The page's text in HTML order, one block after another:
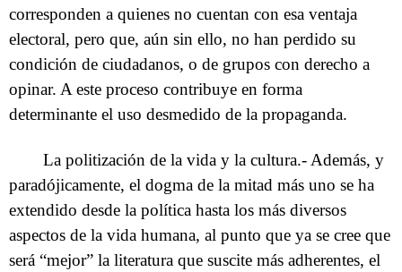
corresponden a quienes no cuentan con esa ventaja
electoral, pero que, aún sin ello, no han perdido su
condición de ciudadanos, o de grupos con derecho a
opinar. A este proceso contribuye en forma
determinante el uso desmedido de la propaganda.
La politización de la vida y la cultura.- Además, y
paradójicamente, el dogma de la mitad más uno se ha
extendido desde la política hasta los más diversos
aspectos de la vida humana, al punto que ya se cree que
será “mejor” la literatura que suscite más adherentes, el